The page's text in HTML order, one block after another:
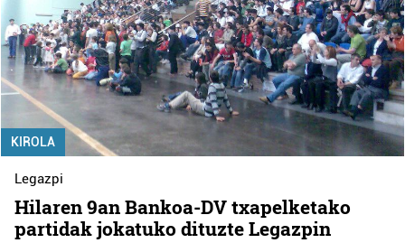
KIROLA
Legazpi
Hilaren 9an Bankoa-DV txapelketako
partidak jokatuko dituzte Legazpin